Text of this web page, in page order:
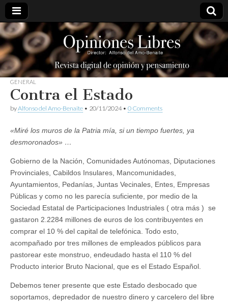
opinioneslibres
GENERAL
Contra el Estado
byAlfonso del Amo-Benaite • 20/11/2024• 0 Comments
«Miré los muros de la Patria mía, si un tiempo fuertes, ya
desmoronados» …
Gobierno de la Nación, Comunidades Autónomas, Diputaciones
Provinciales, Cabildos Insulares, Mancomunidades,
Ayuntamientos, Pedanías, Juntas Vecinales, Entes, Empresas
Públicas y como no les parecía suficiente, por medio de la
Sociedad Estatal de Participaciones Industriales ( otra más ) se
gastaron 2.2284 millones de euros de los contribuyentes en
comprar el 10 % del capital de telefónica. Todo esto,
acompañado por tres millones de empleados públicos para
pastorear este monstruo, endeudado hasta el 110 % del
Producto interior Bruto Nacional, que es el Estado Español.
Debemos tener presente que este Estado desbocado que
soportamos, depredador de nuestro dinero y carcelero del libre